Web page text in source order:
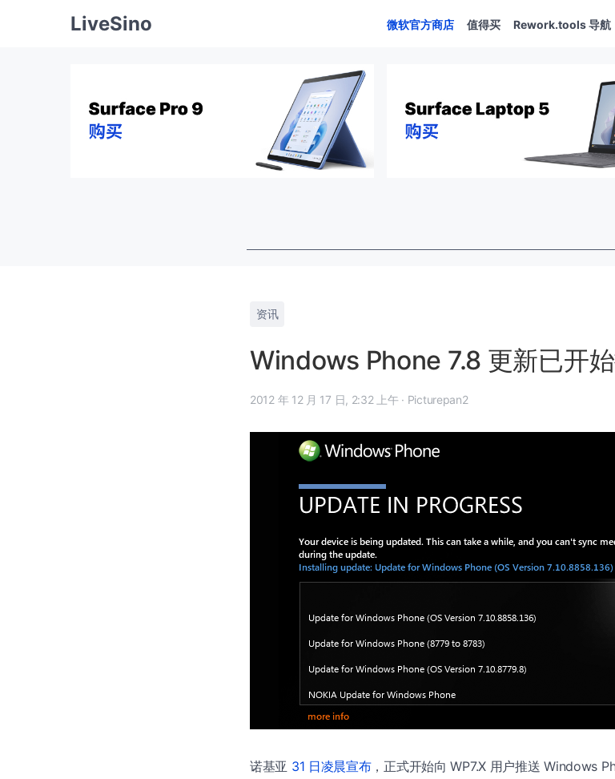
LiveSino 微软官方商店 值得买 Rework.tools 导航
资讯
Windows Phone 7.8 更新已开
2012 年 12 月 17 日, 2:32 上午 · Picturepan2
诺基亚 31 日凌晨宣布，正式开始向 WP7.X 用户推送 Windows